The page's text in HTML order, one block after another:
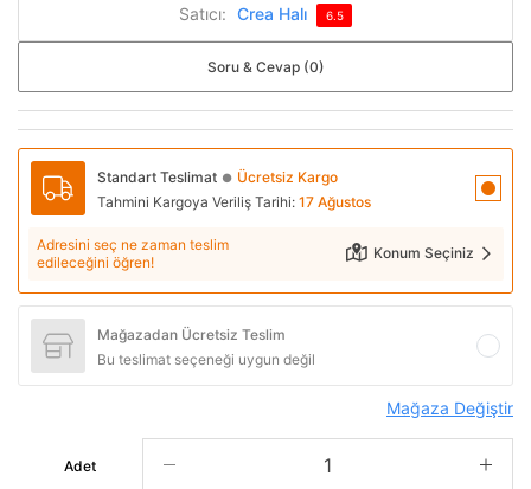
Satıcı: Crea Halı 6.5
Soru & Cevap (0)
Standart Teslimat ● Ücretsiz Kargo
Tahmini Kargoya Veriliş Tarihi: 17 Ağustos
Adresini seç ne zaman teslim
edileceğini öğren!
Konum Seçiniz
Mağazadan Ücretsiz Teslim
Bu teslimat seçeneği uygun değil
Mağaza Değiştir
Adet